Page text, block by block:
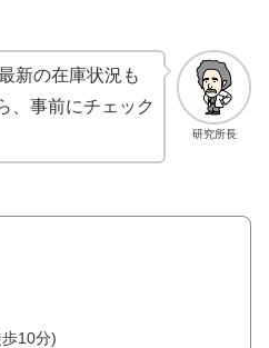
研究所長
新の在庫状況も
、事前にチェック
10分)